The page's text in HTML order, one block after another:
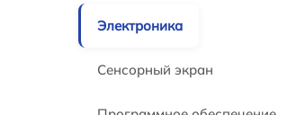
Электроника
Сенсорный экран